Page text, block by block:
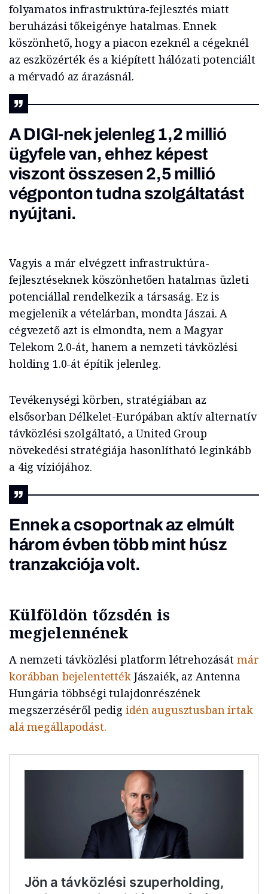
folyamatos infrastruktúra-fejlesztés miatt
beruházási tőkeigénye hatalmas. Ennek
köszönhető, hogy a piacon ezeknél a cégeknél
az eszközérték és a kiépített hálózati potenciált
a mérvadó az árazásnál.
A DIGI-nek jelenleg 1,2 millió
ügyfele van, ehhez képest
viszont összesen 2,5 millió
végponton tudna szolgáltatást
nyújtani.
Vagyis a már elvégzett infrastruktúra-
fejlesztéseknek köszönhetően hatalmas üzleti
potenciállal rendelkezik a társaság. Ez is
megjelenik a vételárban, mondta Jászai. A
cégvezető azt is elmondta, nem a Magyar
Telekom 2.0-át, hanem a nemzeti távközlési
holding 1.0-át építik jelenleg.
Tevékenységi körben, stratégiában az
elsősorban Délkelet-Európában aktív alternatív
távközlési szolgáltató, a United Group
növekedési stratégiája hasonlítható leginkább
a 4ig víziójához.
Ennek a csoportnak az elmúlt
három évben több mint húsz
tranzakciója volt.
Külföldön tőzsdén is
megjelennének
A nemzeti távközlési platform létrehozását már
korábban bejelentettékJászaiék, az Antenna
Hungária többségi tulajdonrészének
megszerzéséről pedig idén augusztusban írtak
alá megállapodást.